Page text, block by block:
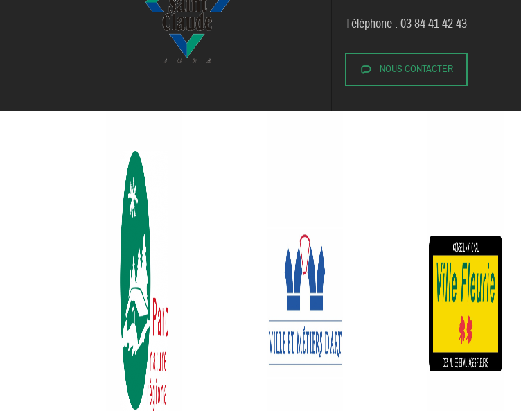
Téléphone : 03 84 41 42 43
NOUS CONTACTER